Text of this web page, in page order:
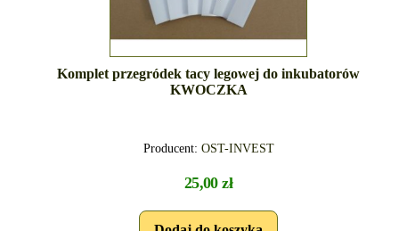
Komplet przegródek tacy legowej do inkubatorów
KWOCZKA
Producent: OST-INVEST
25,00 zł